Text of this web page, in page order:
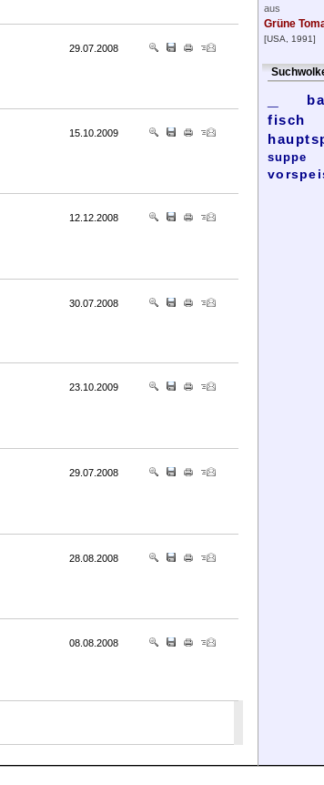
29.07.2008
15.10.2009
12.12.2008
30.07.2008
23.10.2009
29.07.2008
28.08.2008
08.08.2008
aus
Grüne
[USA, 1991]
fisch
suppe